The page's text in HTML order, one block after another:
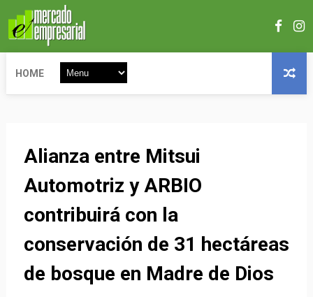
HOME
Alianza entre Mitsui
Automotriz y ARBIO
contribuirá con la
conservación de 31 hectáreas
de bosque en Madre de Dios